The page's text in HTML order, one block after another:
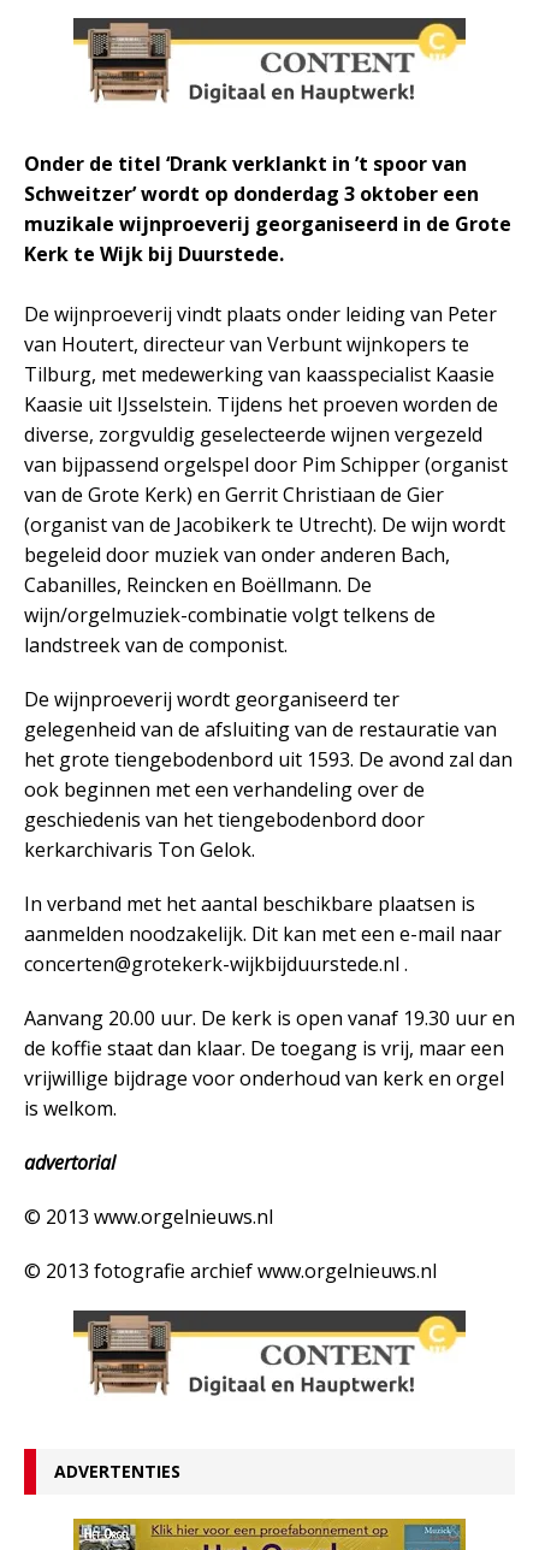
Onder de titel ‘Drank verklankt in ’t spoor van
Schweitzer’ wordt op donderdag 3 oktober een
muzikale wijnproeverij georganiseerd in de Grote
Kerk te Wijk bij Duurstede.
De wijnproeverij vindt plaats onder leiding van Peter
van Houtert, directeur van Verbunt wijnkopers te
Tilburg, met medewerking van kaasspecialist Kaasie
Kaasie uit IJsselstein. Tijdens het proeven worden de
diverse, zorgvuldig geselecteerde wijnen vergezeld
van bijpassend orgelspel door Pim Schipper (organist
van de Grote Kerk) en Gerrit Christiaan de Gier
(organist van de Jacobikerk te Utrecht). De wijn wordt
begeleid door muziek van onder anderen Bach,
Cabanilles, Reincken en Boëllmann. De
wijn/orgelmuziek-combinatie volgt telkens de
landstreek van de componist.
De wijnproeverij wordt georganiseerd ter
gelegenheid van de afsluiting van de restauratie van
het grote tiengebodenbord uit 1593. De avond zal dan
ook beginnen met een verhandeling over de
geschiedenis van het tiengebodenbord door
kerkarchivaris Ton Gelok.
In verband met het aantal beschikbare plaatsen is
aanmelden noodzakelijk. Dit kan met een e-mail naar
concerten@grotekerk-wijkbijduurstede.nl .
Aanvang 20.00 uur. De kerk is open vanaf 19.30 uur en
de koffie staat dan klaar. De toegang is vrij, maar een
vrijwillige bijdrage voor onderhoud van kerk en orgel
is welkom.
advertorial
© 2013 www.orgelnieuws.nl
© 2013 fotografie archief www.orgelnieuws.nl
ADVERTENTIES